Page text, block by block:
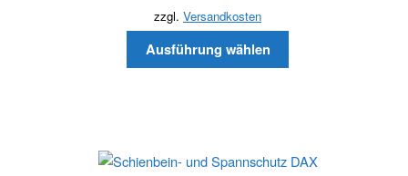
zzgl. Versandkosten
Ausführung wählen